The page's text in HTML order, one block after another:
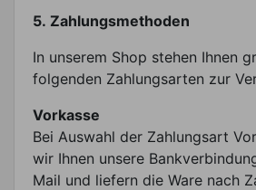
5. Zahlungsmethoden
In unserem Shop stehen Ihnen
folgenden Zahlungsarten zur
Vorkasse
Bei Auswahl der Zahlungsart
wir Ihnen unsere
Mail und liefern die Ware nach